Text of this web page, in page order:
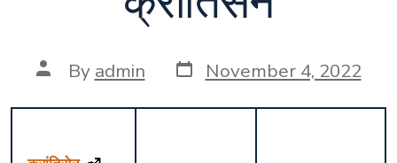
Post
author
By admin Post
date
November 4, 2022